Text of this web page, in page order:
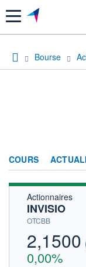
Menu
Bourse
COURS
Actionnaires
INVISIO
OTCBB
2,1500
0,00%